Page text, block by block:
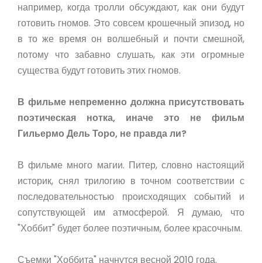
например, когда тролли обсуждают, как они будут
готовить гномов. Это совсем крошечный эпизод, но
в то же время он волшебный и почти смешной,
потому что забавно слушать, как эти огромные
существа будут готовить этих гномов.
В фильме непременно должна присутствовать
поэтическая нотка, иначе это не фильм
Гильермо Дель Торо, не правда ли?
В фильме много магии. Питер, словно настоящий
историк, снял трилогию в точном соответствии с
последовательностью происходящих событий и
сопутствующей им атмосферой. Я думаю, что
"Хоббит" будет более поэтичным, более красочным.
Съемки "Хоббита" начнутся весной 2010 года.